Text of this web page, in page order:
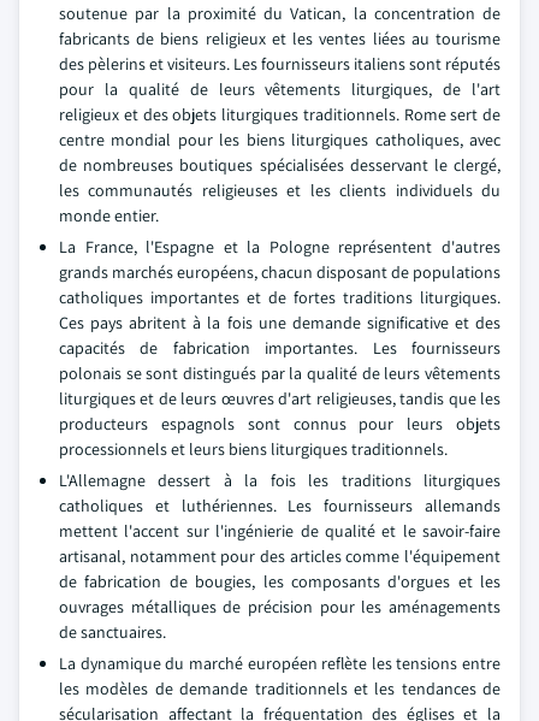
soutenue par la proximité du Vatican, la concentration de
fabricants de biens religieux et les ventes liées au tourisme
des pèlerins et visiteurs. Les fournisseurs italiens sont réputés
pour la qualité de leurs vêtements liturgiques, de l'art
religieux et des objets liturgiques traditionnels. Rome sert de
centre mondial pour les biens liturgiques catholiques, avec
de nombreuses boutiques spécialisées desservant le clergé,
les communautés religieuses et les clients individuels du
monde entier.
La France, l'Espagne et la Pologne représentent d'autres
grands marchés européens, chacun disposant de populations
catholiques importantes et de fortes traditions liturgiques.
Ces pays abritent à la fois une demande significative et des
capacités de fabrication importantes. Les fournisseurs
polonais se sont distingués par la qualité de leurs vêtements
liturgiques et de leurs œuvres d'art religieuses, tandis que les
producteurs espagnols sont connus pour leurs objets
processionnels et leurs biens liturgiques traditionnels.
L'Allemagne dessert à la fois les traditions liturgiques
catholiques et luthériennes. Les fournisseurs allemands
mettent l'accent sur l'ingénierie de qualité et le savoir-faire
artisanal, notamment pour des articles comme l'équipement
de fabrication de bougies, les composants d'orgues et les
ouvrages métalliques de précision pour les aménagements
de sanctuaires.
La dynamique du marché européen reflète les tensions entre
les modèles de demande traditionnels et les tendances de
sécularisation affectant la fréquentation des églises et la